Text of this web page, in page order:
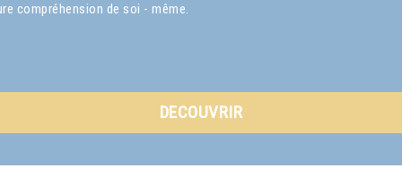
compréhension de soi - même.
DECOUVRIR